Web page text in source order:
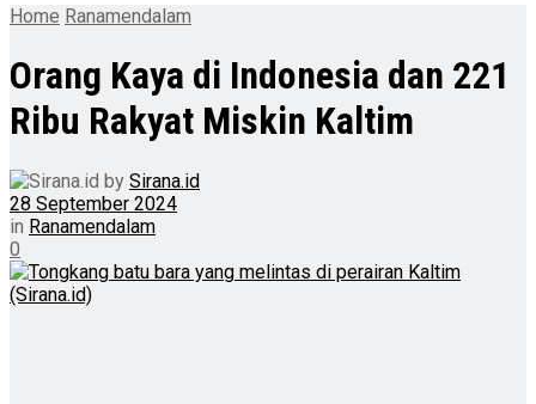
Home Ranamendalam
Orang Kaya di Indonesia dan 221
Ribu Rakyat Miskin Kaltim
by Sirana.id
28 September 2024
in Ranamendalam
0